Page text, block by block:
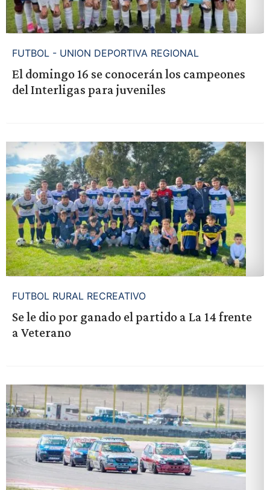
FUTBOL - UNION DEPORTIVA REGIONAL
El domingo 16 se conocerán los campeones
del Interligas para juveniles
FUTBOL RURAL RECREATIVO
Se le dio por ganado el partido a La 14 frente
a Veterano